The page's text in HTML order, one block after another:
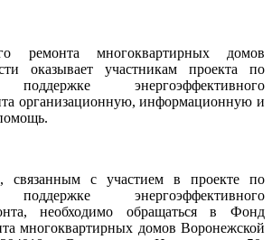
ремонта многоквартирных домов
оказывает участникам проекта по
поддержке энергоэффективного
организационную, информационную и
связанным с участием в проекте по
поддержке энергоэффективного
необходимо обращаться в Фонд
многоквартирных домов Воронежской